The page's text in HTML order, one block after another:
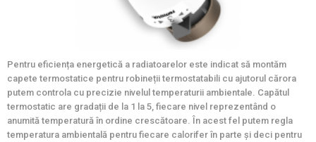
Pentru eficiența energetică a radiatoarelor este indicat să montăm
capete termostatice pentru robineții termostatabili cu ajutorul cărora
putem controla cu precizie nivelul temperaturii ambientale. Capătul
termostatic are gradații de la 1 la 5, fiecare nivel reprezentând o
anumită temperatură în ordine crescătoare. În acest fel putem regla
temperatura ambientală pentru fiecare calorifer în parte și deci pentru